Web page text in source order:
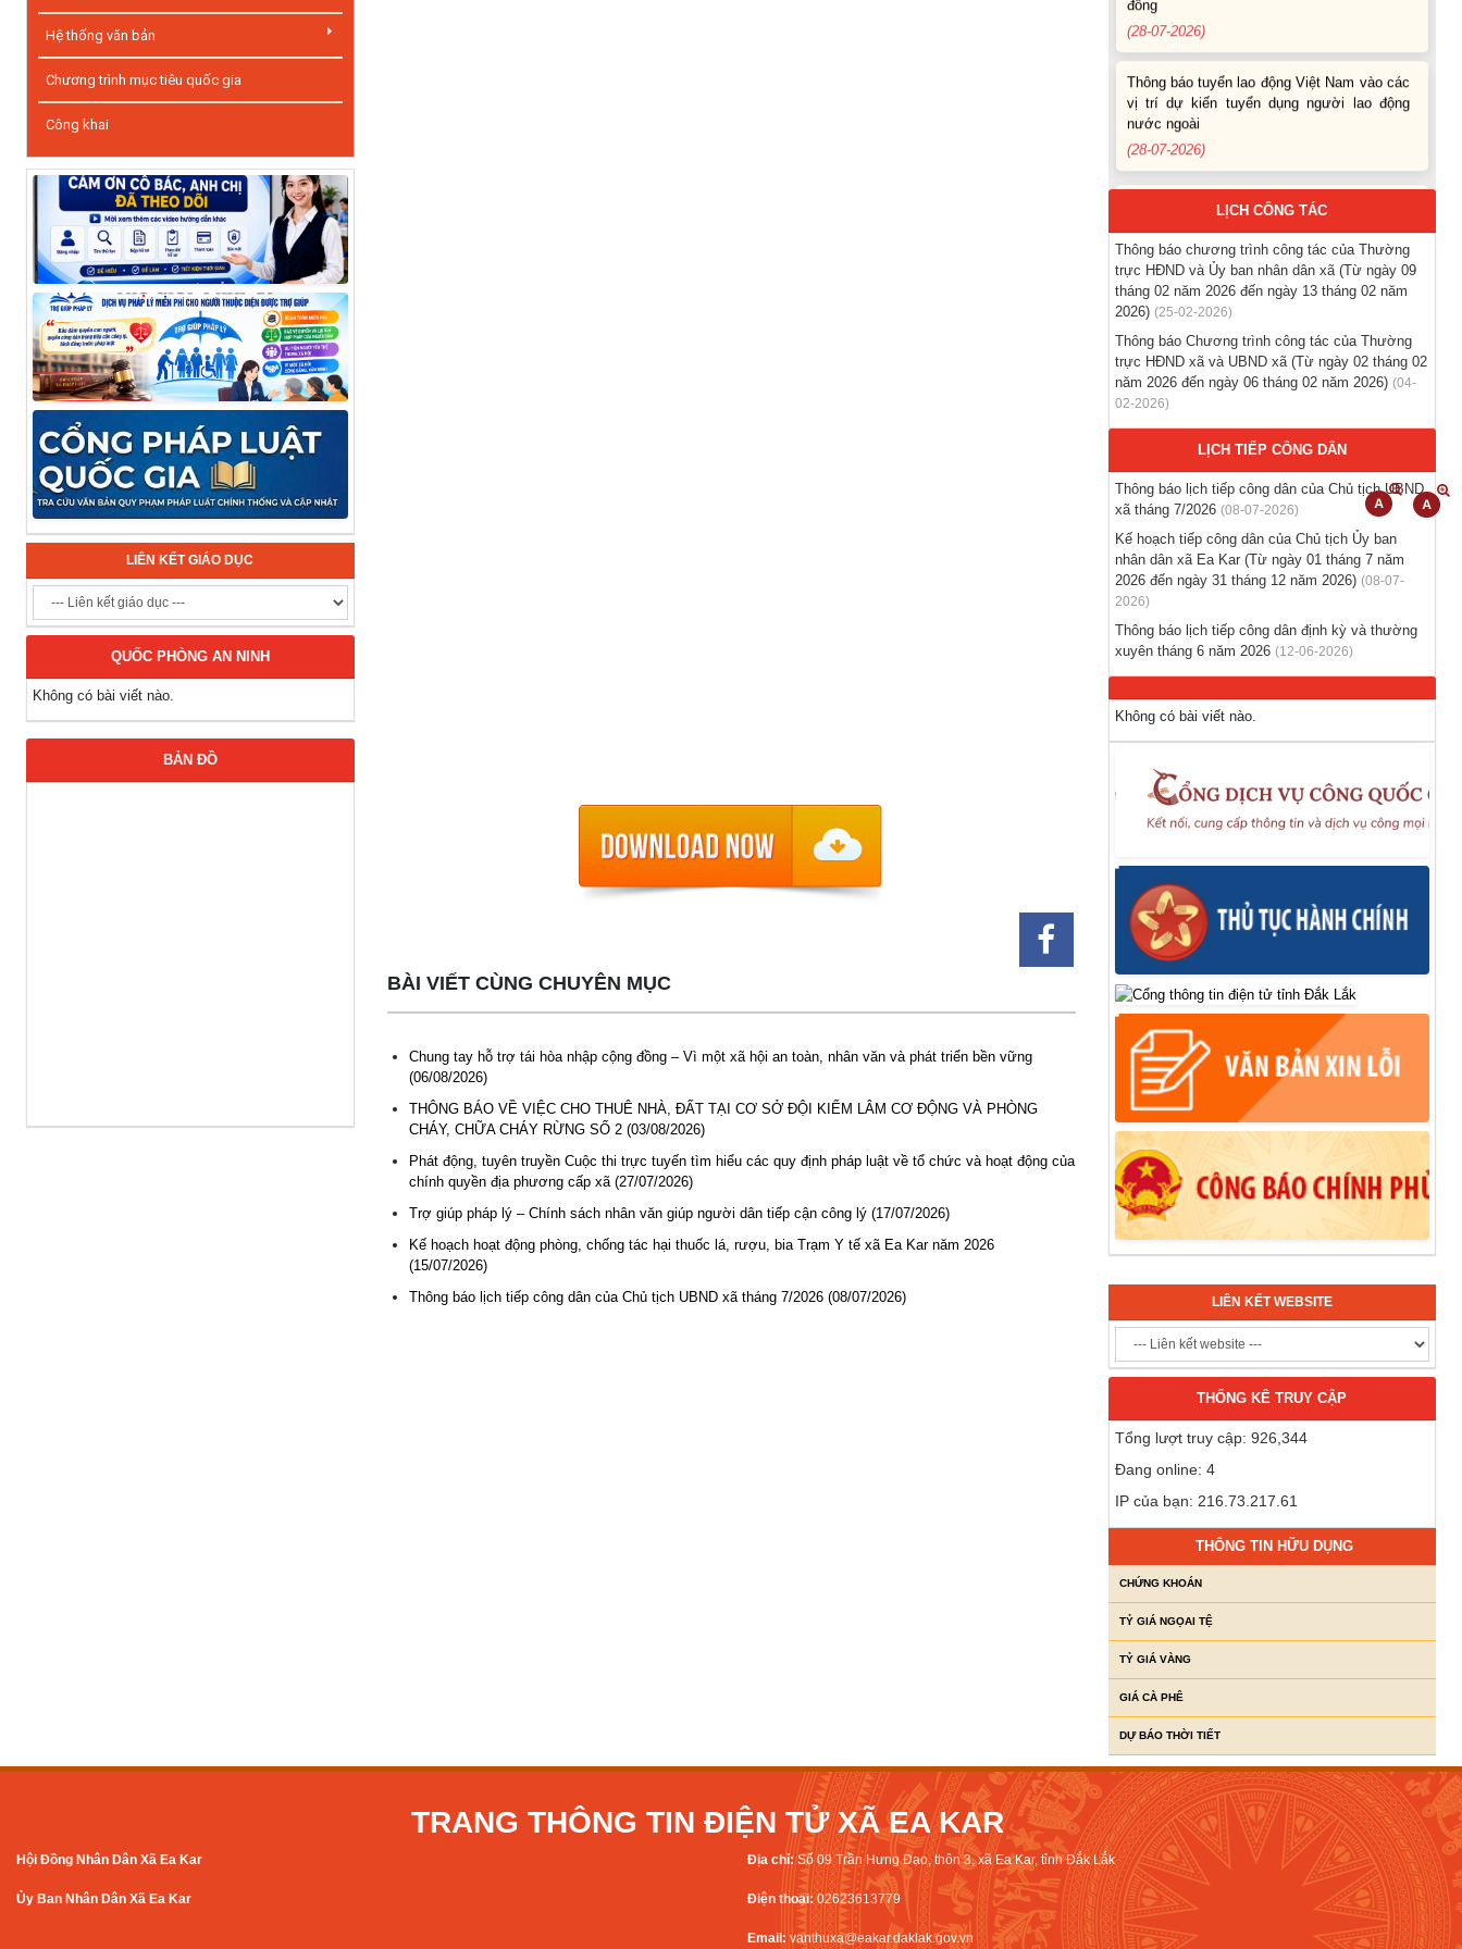
Hệ thống văn bản
Chương trình mục tiêu quốc gia
Công khai
LIÊN KẾT GIÁO DỤC
QUỐC PHÒNG AN NINH
Không có bài viết nào.
BẢN ĐỒ
BÀI VIẾT CÙNG CHUYÊN MỤC
Chung tay hỗ trợ tái hòa nhập cộng đồng – Vì một xã hội an toàn, nhân văn và phát triển bền vững
(06/08/2026)
THÔNG BÁO VỀ VIỆC CHO THUÊ NHÀ, ĐẤT TẠI CƠ SỞ ĐỘI KIỂM LÂM CƠ ĐỘNG VÀ PHÒNG
CHÁY, CHỮA CHÁY RỪNG SỐ 2 (03/08/2026)
Phát động, tuyên truyền Cuộc thi trực tuyến tìm hiểu các quy định pháp luật về tổ chức và hoạt động của
chính quyền địa phương cấp xã (27/07/2026)
Trợ giúp pháp lý – Chính sách nhân văn giúp người dân tiếp cận công lý (17/07/2026)
Kế hoạch hoạt động phòng, chống tác hại thuốc lá, rượu, bia Trạm Y tế xã Ea Kar năm 2026
(15/07/2026)
Thông báo lịch tiếp công dân của Chủ tịch UBND xã tháng 7/2026 (08/07/2026)
(28-07-2026)
Thông báo tuyển lao động Việt Nam vào các
vị trí dự kiến tuyển dụng người lao động
nước ngoài
(28-07-2026)
Thông báo Tuyển lao động Việt Nam vào
các vị trí dự kiến tuyển dụng người lao động
nước ngoài
(07-08-2026)
Thông báo các khóa đào tạo năm học 2026-
(04-08-2026)
Thông báo hỗ trợ tư vấn, tuyển dụng lao
động đi làm việc trong tỉnh
(03-08-2026)
Thông báo hỗ trợ tư vấn, tuyển dụng lao
động đi làm việc ở nước ngoài theo hợp
đồng
(28-07-2026)
Thông báo tuyển lao động Việt Nam vào các
vị trí dự kiến tuyển dụng người lao động
nước ngoài
LỊCH CÔNG TÁC
Thông báo chương trình công tác của Thường
trực HĐND và Ủy ban nhân dân xã (Từ ngày 09
tháng 02 năm 2026 đến ngày 13 tháng 02 năm
2026) (25-02-2026)
Thông báo Chương trình công tác của Thường
trực HĐND xã và UBND xã (Từ ngày 02 tháng 02
năm 2026 đến ngày 06 tháng 02 năm 2026) (04-
02-2026)
LỊCH TIẾP CÔNG DÂN
Thông báo lịch tiếp công dân của Chủ tịch UBND
xã tháng 7/2026 (08-07-2026)
Kế hoạch tiếp công dân của Chủ tịch Ủy ban
nhân dân xã Ea Kar (Từ ngày 01 tháng 7 năm
2026 đến ngày 31 tháng 12 năm 2026) (08-07-
2026)
Thông báo lịch tiếp công dân định kỳ và thường
xuyên tháng 6 năm 2026 (12-06-2026)
Không có bài viết nào.
LIÊN KẾT WEBSITE
THỐNG KÊ TRUY CẬP
Tổng lượt truy cập: 926,344
Đang online: 4
IP của bạn: 216.73.217.61
THÔNG TIN HỮU DỤNG
CHỨNG KHOÁN
TỶ GIÁ NGỌAI TỆ
TỶ GIÁ VÀNG
GIÁ CÀ PHÊ
DỰ BÁO THỜI TIẾT
TRANG THÔNG TIN ĐIỆN TỬ XÃ EA KAR
Hội Đồng Nhân Dân Xã Ea Kar
Ủy Ban Nhân Dân Xã Ea Kar
Địa chỉ:Số 09 Trần Hưng Đạo, thôn 3, xã Ea Kar, tỉnh Đắk Lắk
Điện thoại:02623613779
Email: vanthuxa@eakar.daklak.gov.vn